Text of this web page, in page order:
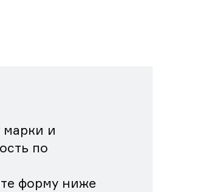
марки и
по
форму ниже